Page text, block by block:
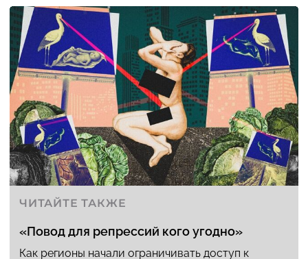
ЧИТАЙТЕ ТАКЖЕ
«Повод для репрессий кого угодно»
Как регионы начали ограничивать доступ к